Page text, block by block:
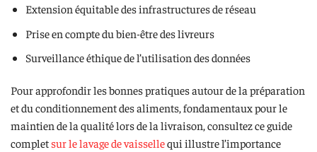
Extension équitable des infrastructures de réseau
Prise en compte du bien-être des livreurs
Surveillance éthique de l’utilisation des données
Pour approfondir les bonnes pratiques autour de la préparation
et du conditionnement des aliments, fondamentaux pour le
maintien de la qualité lors de la livraison, consultez ce guide
complet sur le lavage de vaissellequi illustre l’importance